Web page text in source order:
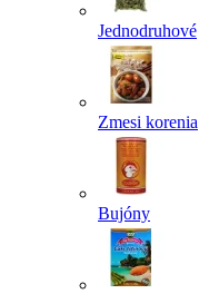
Jednodruhové
Zmesi korenia
Bujóny